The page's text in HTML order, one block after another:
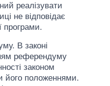
реалізувати
не відповідає
програми.
В законі
референдуму
законом
його положеннями.